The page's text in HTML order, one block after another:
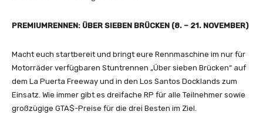
PREMIUMRENNEN: ÜBER SIEBEN BRÜCKEN (8. – 21. NOVEMBER)
Macht euch startbereit und bringt eure Rennmaschine im nur für
Motorräder verfügbaren Stuntrennen „Über sieben Brücken“ auf
dem La Puerta Freeway und in den Los Santos Docklands zum
Einsatz. Wie immer gibt es dreifache RP für alle Teilnehmer sowie
großzügige GTA$-Preise für die drei Besten im Ziel.